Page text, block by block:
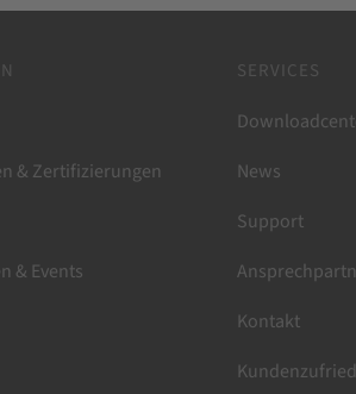
& Zertifizierungen
& Events
SERVICES
News
Support
Kontakt